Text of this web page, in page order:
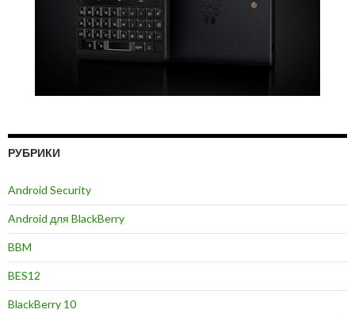
РУБРИКИ
Android Security
Android для BlackBerry
BBM
BES12
BlackBerry 10